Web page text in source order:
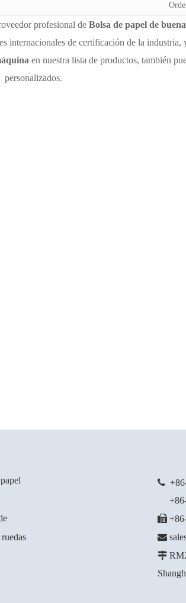
profesional de Bolsa de papel de
internacionales de certificación de la
en nuestra lista de productos, también
personalizados.

+86-


